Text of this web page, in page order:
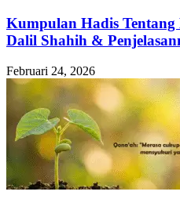
Kumpulan Hadis
Dalil Shahih &
Februari 24, 2026